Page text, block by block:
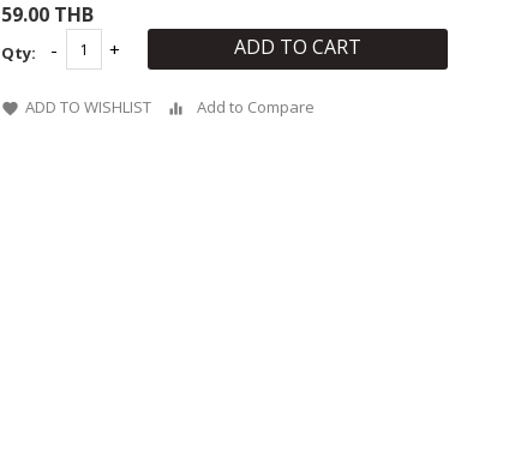
59.00 THB
Qty: ADD TO CART
ADD TO WISHLIST Add to Compare